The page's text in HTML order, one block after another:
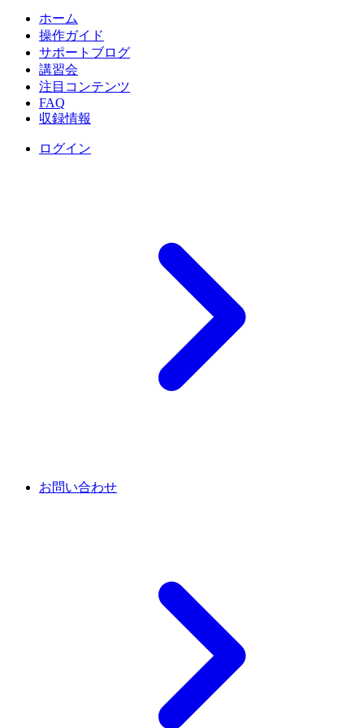
ホーム
操作ガイド
サポートブログ
講習会
注目コンテンツ
FAQ
収録情報
ログイン
お問い合わせ